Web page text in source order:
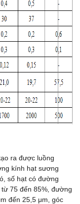
ra được luồng
kính hạt sương
số hạt có đường
75 đến 85%, đường
đến 25,5 μm, góc